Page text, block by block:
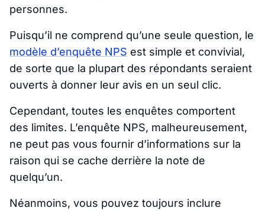
personnes.
Puisqu’il ne comprend qu’une seule question, le
modèle d’enquête NPS est simple et convivial,
de sorte que la plupart des répondants seraient
ouverts à donner leur avis en un seul clic.
Cependant, toutes les enquêtes comportent
des limites. L’enquête NPS, malheureusement,
ne peut pas vous fournir d’informations sur la
raison qui se cache derrière la note de
quelqu’un.
Néanmoins, vous pouvez toujours inclure